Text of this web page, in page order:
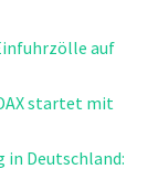
auf
startet mit
in Deutschland: